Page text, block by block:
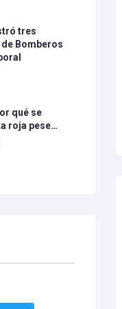
tres
Bomberos
qué se
roja pese…